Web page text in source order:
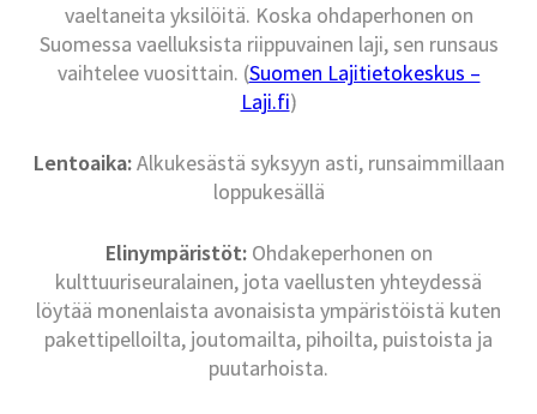
vaeltaneita yksilöitä. Koska ohdaperhonen on
Suomessa vaelluksista riippuvainen laji, sen runsaus
vaihtelee vuosittain. (Suomen Lajitietokeskus –
Laji.fi)
Lentoaika:Alkukesästä syksyyn asti, runsaimmillaan
loppukesällä
Elinympäristöt:Ohdakeperhonen on
kulttuuriseuralainen, jota vaellusten yhteydessä
löytää monenlaista avonaisista ympäristöistä kuten
pakettipelloilta, joutomailta, pihoilta, puistoista ja
puutarhoista.